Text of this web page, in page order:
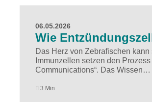
06.05.2026
Wie
Das Herz von Zebrafischen
Immunzellen setzen den
Communications“. Das Wissen…
3 Min